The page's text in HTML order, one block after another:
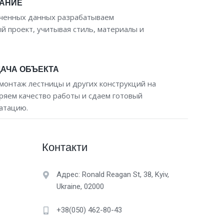
данных разрабатываем
проект, учитывая стиль, материалы и
ОБЪЕКТА
лестницы и других конструкций на
качество работы и сдаем готовый
Контакти
Адрес: Ronald Reagan St, 38, Kyiv,
Ukraine, 02000
+38(050) 462-80-43